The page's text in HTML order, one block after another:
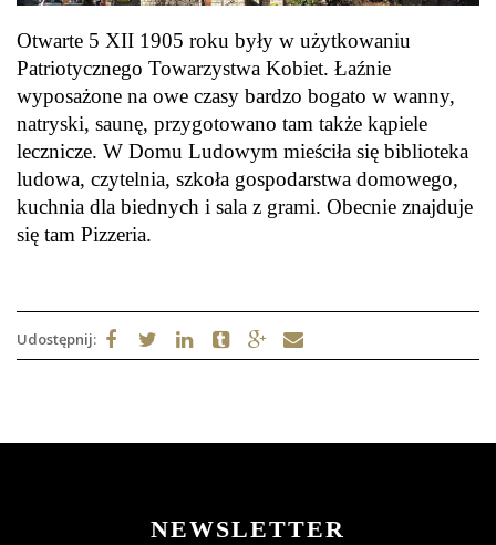
Otwarte 5 XII 1905 roku były w użytkowaniu
Patriotycznego Towarzystwa Kobiet. Łaźnie
wyposażone na owe czasy bardzo bogato w wanny,
natryski, saunę, przygotowano tam także kąpiele
lecznicze. W Domu Ludowym mieściła się biblioteka
ludowa, czytelnia, szkoła gospodarstwa domowego,
kuchnia dla biednych i sala z grami. Obecnie znajduje
się tam Pizzeria.
Udostępnij:
NEWSLETTER